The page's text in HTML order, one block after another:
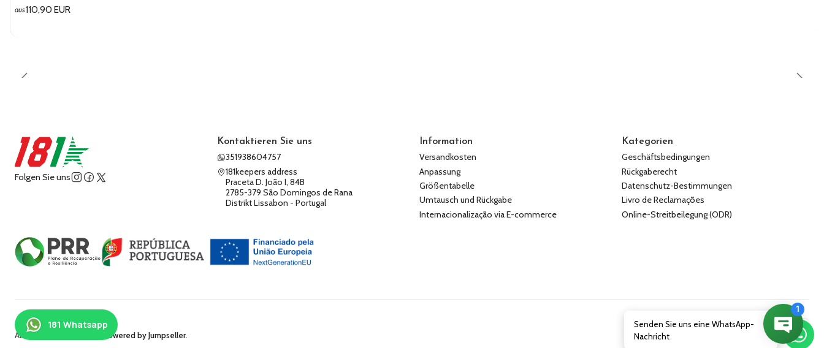
aus110,90 EUR
Folgen Sie uns
Kontaktieren Sie uns
351938604757
181keepers address
Praceta D. João I, 84B
2785-379 São Domingos de Rana
Distrikt Lissabon - Portugal
Information
Versandkosten
Anpassung
Größentabelle
Umtausch und Rückgabe
Internacionalização via E-commerce
Kategorien
Geschäftsbedingungen
Rückgaberecht
Datenschutz-Bestimmungen
Livro de Reclamações
Online-Streitbeilegung (ODR)
2026 181keepers.
Alle Rechte vorbehalten.
Powered by Jumpseller.
Senden Sie uns eine WhatsApp-
Nachricht